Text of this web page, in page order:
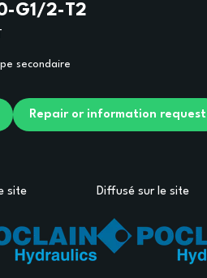
G1/2-T2
secondaire
Repair or information request
site Diffusé sur le site